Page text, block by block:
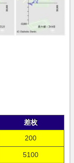
差枚
200
5100